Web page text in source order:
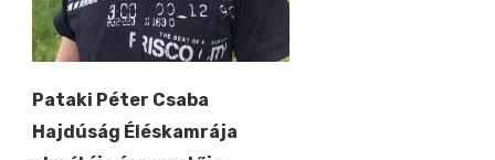
Pataki Péter Csaba
Hajdúság Éléskamrája